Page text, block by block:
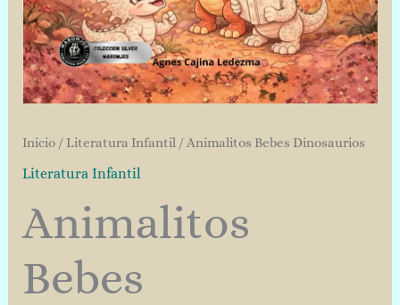
Inicio/ Literatura Infantil / Animalitos Bebes Dinosaurios
Literatura Infantil
Animalitos
Bebes